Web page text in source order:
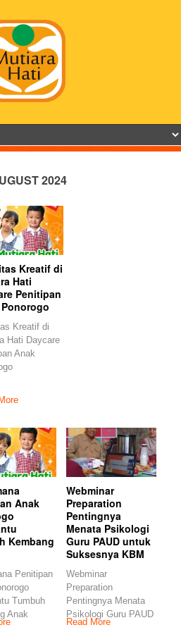
2024
Kreatif di
Hati
Penitipan
Kreatif di
Hati Daycare
Anak
Anak di
Anak
Kembang
Penitipan
Tumbuh
Anak
Tumbuh
Webminar
Preparation
Pentingnya
Menata Psikologi
Guru PAUD untuk
Suksesnya KBM
Webminar
Preparation
Pentingnya Menata
Psikologi Guru PAUD
untuk Suksesnya
Read More